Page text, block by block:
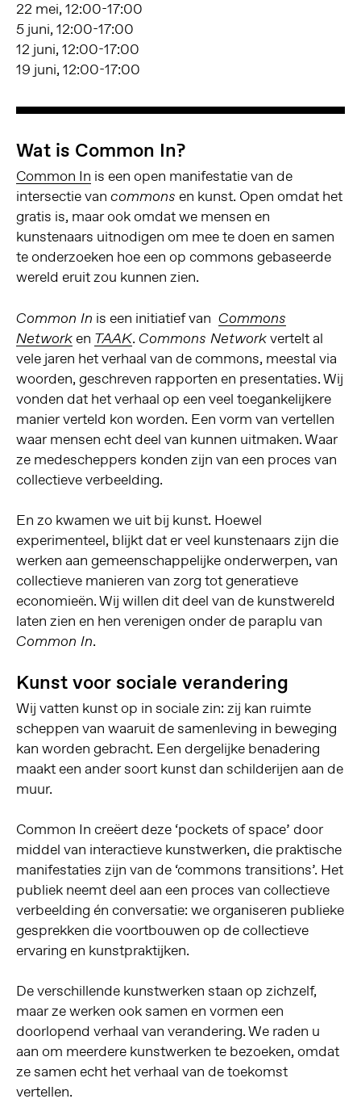
22 mei, 12:00-17:00
5 juni, 12:00-17:00
12 juni, 12:00-17:00
19 juni, 12:00-17:00
Wat is Common In?
Common In is een open manifestatie van de
intersectie van commons en kunst. Open omdat het
gratis is, maar ook omdat we mensen en
kunstenaars uitnodigen om mee te doen en samen
te onderzoeken hoe een op commons gebaseerde
wereld eruit zou kunnen zien.
Common In is een initiatief van Commons
Networken TAAK. Commons Networkvertelt al
vele jaren het verhaal van de commons, meestal via
woorden, geschreven rapporten en presentaties. Wij
vonden dat het verhaal op een veel toegankelijkere
manier verteld kon worden. Een vorm van vertellen
waar mensen echt deel van kunnen uitmaken. Waar
ze medescheppers konden zijn van een proces van
collectieve verbeelding.
En zo kwamen we uit bij kunst. Hoewel
experimenteel, blijkt dat er veel kunstenaars zijn die
werken aan gemeenschappelijke onderwerpen, van
collectieve manieren van zorg tot generatieve
economieën. Wij willen dit deel van de kunstwereld
laten zien en hen verenigen onder de paraplu van
Common In.
Kunst voor sociale verandering
Wij vatten kunst op in sociale zin: zij kan ruimte
scheppen van waaruit de samenleving in beweging
kan worden gebracht. Een dergelijke benadering
maakt een ander soort kunst dan schilderijen aan de
muur.
Common In creëert deze ‘pockets of space’ door
middel van interactieve kunstwerken, die praktische
manifestaties zijn van de ‘commons transitions’. Het
publiek neemt deel aan een proces van collectieve
verbeelding én conversatie: we organiseren publieke
gesprekken die voortbouwen op de collectieve
ervaring en kunstpraktijken.
De verschillende kunstwerken staan op zichzelf,
maar ze werken ook samen en vormen een
doorlopend verhaal van verandering. We raden u
aan om meerdere kunstwerken te bezoeken, omdat
ze samen echt het verhaal van de toekomst
vertellen.